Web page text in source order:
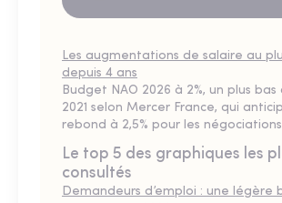
Les augmentations de salaire au
depuis 4 ans
Budget NAO 2026 à 2%, un plus bas
2021 selon Mercer France, qui
rebond à 2,5% pour les négociations
Le top 5 des graphiques les
consultés
Demandeurs d’emploi : une légère